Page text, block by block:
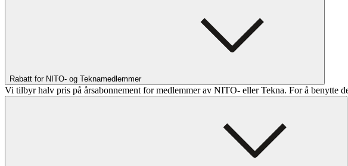
Rabatt for NITO- og Teknamedlemmer
Vi tilbyr halv pris på årsabonnement for medlemmer av NITO- eller Tekna. For å benytte